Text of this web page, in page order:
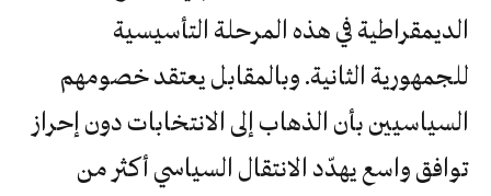
الديمقراطية في هذه المرحلة التأسيسية
للجمهورية الثانية. وبالمقابل يعتقد خصومهم
السياسيين بأن الذهاب إلى الانتخابات دون إحراز
توافق واسع يهدّد الانتقال السياسي أكثر من